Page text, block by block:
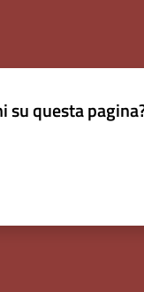
su questa